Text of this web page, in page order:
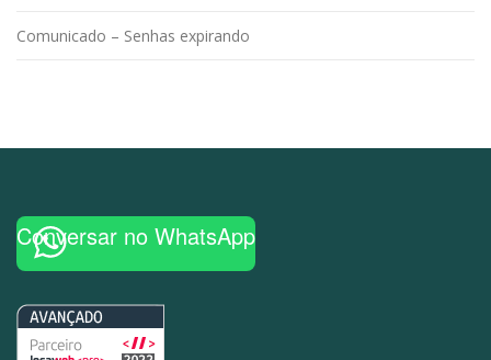
Comunicado – Senhas expirando
Conversar no WhatsApp